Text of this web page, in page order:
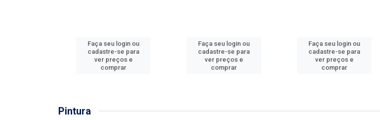
Faça seu login ou
cadastre-se para
ver preços e
comprar
Faça seu login ou
cadastre-se para
ver preços e
comprar
Faça seu login ou
cadastre-se para
ver preços e
comprar
Pintura